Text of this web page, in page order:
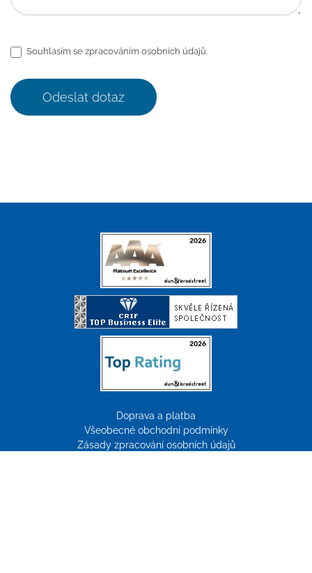
Souhlasím se zpracováním osobních údajů.
Odeslat dotaz
Doprava a platba
Všeobecné obchodní podmínky
Zásady zpracování osobních údajů